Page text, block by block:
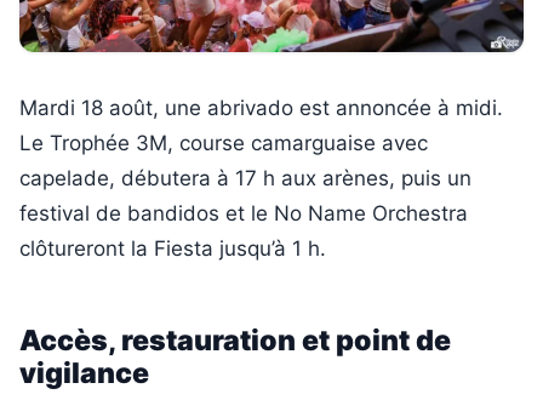
Mardi 18 août, une abrivado est annoncée à midi.
Le Trophée 3M, course camarguaise avec
capelade, débutera à 17 h aux arènes, puis un
festival de bandidos et le No Name Orchestra
clôtureront la Fiesta jusqu’à 1 h.
Accès, restauration et point de
vigilance